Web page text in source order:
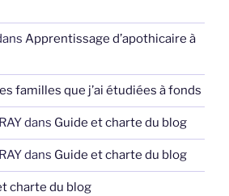
Apprentissage d’apothicaire à
familles que j’ai étudiées à fonds
dans Guide et charte du blog
dans Guide et charte du blog
charte du blog